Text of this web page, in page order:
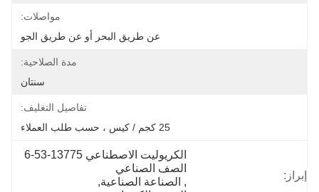
مواصلات:
عن طريق البحر أو عن طريق الجو
مدة الصلاحية:
سنتان
تفاصيل التغليف:
25 كجم / كيس ، حسب طلب العملاء
إبراز:
الكريوليت الاصطناعي 13775-53-6
الصف الصناعي
, الصناعة الصناعية,